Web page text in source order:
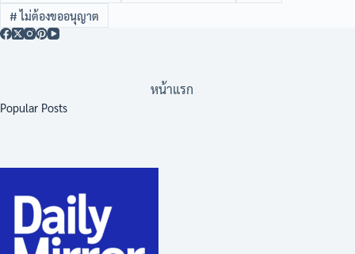
#ไม่ต้องขออนุญาต
หน้าแรก
Popular Posts